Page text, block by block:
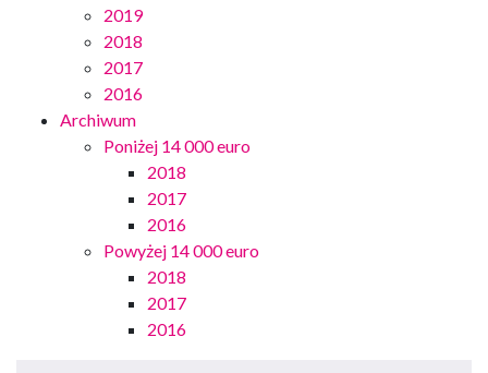
2019
2018
2017
2016
Archiwum
Poniżej 14 000 euro
2018
2017
2016
Powyżej 14 000 euro
2018
2017
2016